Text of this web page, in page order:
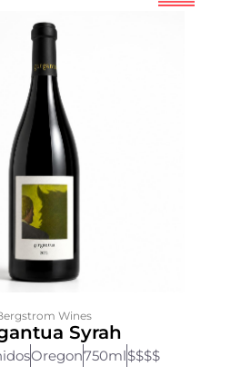
Wines
Syrah
Oregon750ml$$$$